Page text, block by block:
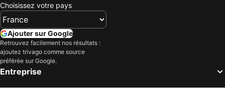
Choisissez votre pays
Ajouter sur Google
Retrouvez facilement nos résultats :
ajoutez trivago comme source
préférée sur Google.
Entreprise